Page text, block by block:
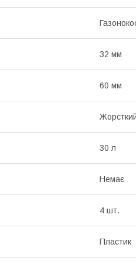
32 мм
60 мм
30 л
Немає
4 шт.
Пластик